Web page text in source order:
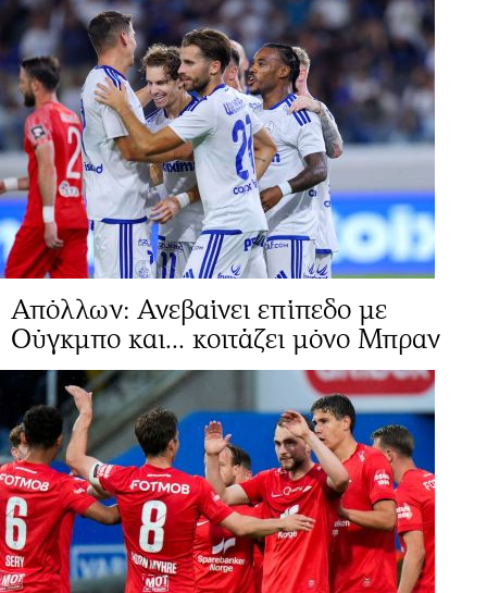
Απόλλων: Ανεβαίνει επίπεδο με
Ούγκμπο και... κοιτάζει μόνο Μπραν